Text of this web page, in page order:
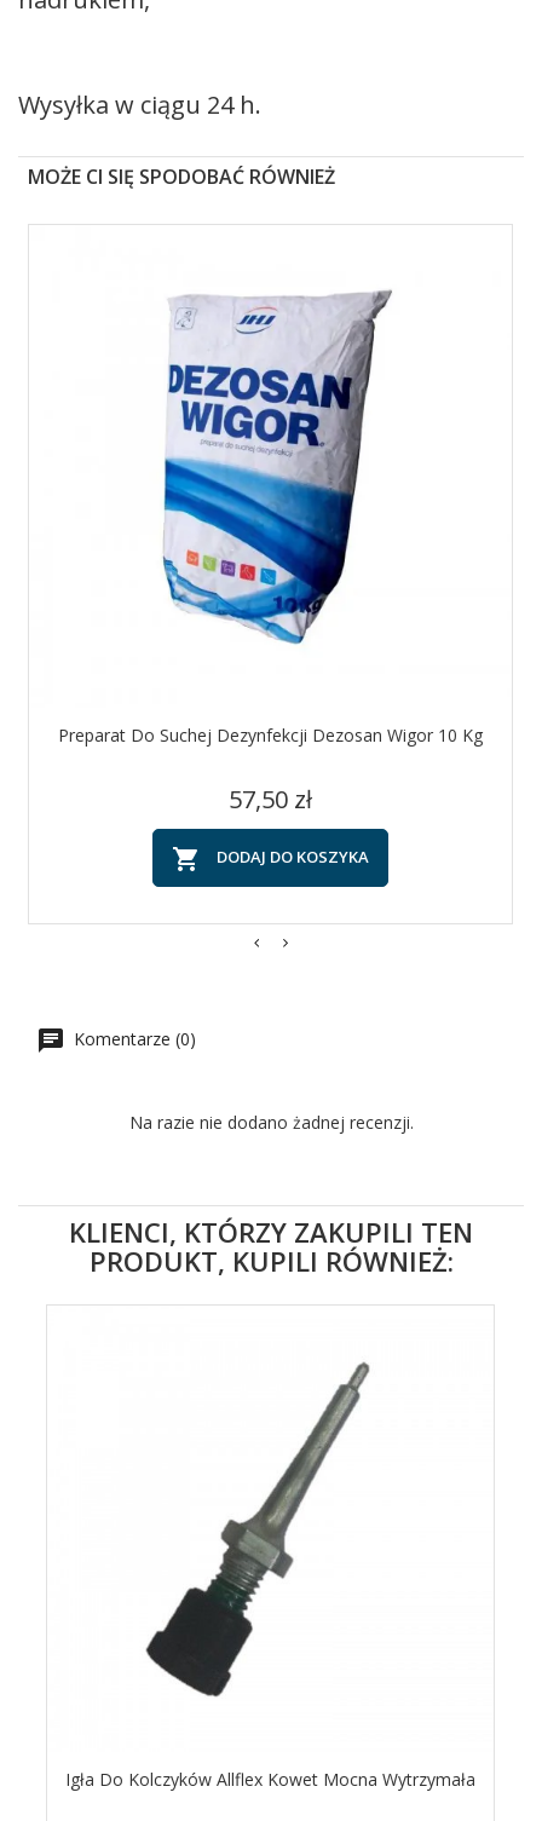
Wysyłka w ciągu 24 h.
MOŻE CI SIĘ SPODOBAĆ RÓWNIEŻ
Preparat Do Suchej Dezynfekcji Dezosan Wigor 10 Kg
Cena
57,50 zł
 DODAJ DO KOSZYKA
Komentarze (0)
Na razie nie dodano żadnej recenzji.
KLIENCI, KTÓRZY ZAKUPILI TEN
PRODUKT, KUPILI RÓWNIEŻ:
Igła Do Kolczyków Allflex Kowet Mocna Wytrzymała